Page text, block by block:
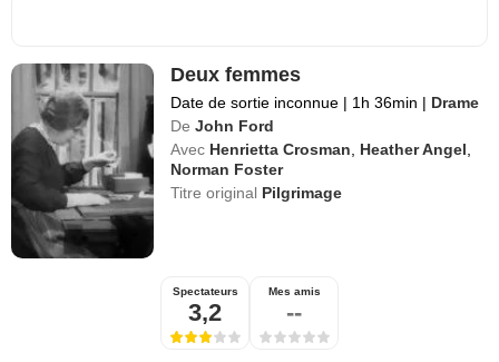
Deux femmes
Date de sortie inconnue | 1h 36min | Drame
De John Ford
Avec Henrietta Crosman, Heather Angel,
Norman Foster
Titre original Pilgrimage
Spectateurs
3,2
Mes amis
--